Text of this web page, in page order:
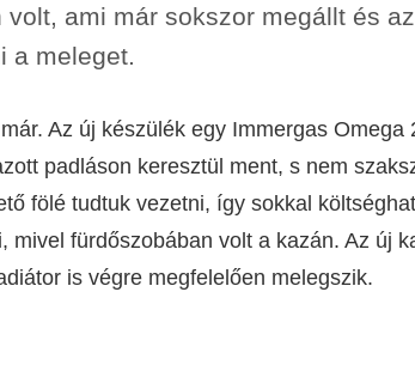
ami már sokszor megállt és
a meleget.
Az új készülék egy Immergas
padláson keresztül ment, s nem
fölé tudtuk vezetni, így sokkal
fürdőszobában volt a kazán. Az új
is végre megfelelően melegszik.